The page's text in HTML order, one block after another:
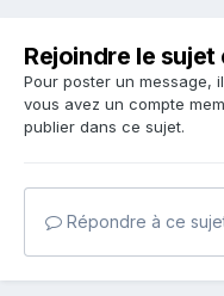
Rejoindre le
Pour poster un message,
vous avez un compte
publier dans ce sujet.
Répondre à ce